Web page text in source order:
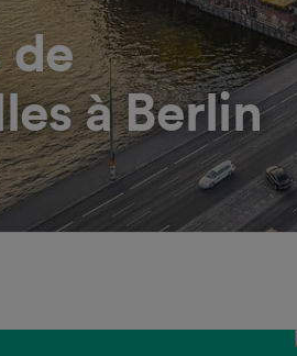
de
à Berlin